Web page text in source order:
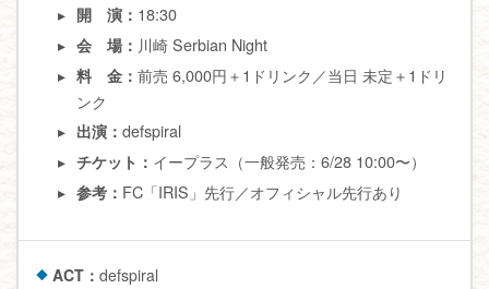
開 演： 18:30
会 場： 川崎 Serbian Night
料 金：前売 6,000円＋1ドリンク／当日 未定＋1ドリ
ンク
出演：defspiral
チケット： イープラス（一般発売：6/28 10:00〜）
参考： FC「IRIS」先行／オフィシャル先行あり
ACT：defspiral